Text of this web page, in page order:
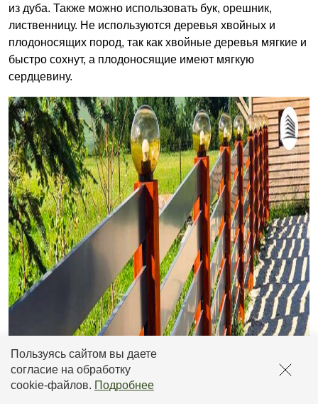
Пользуясь сайтом вы даете
согласие на обработку
cookie-файлов. Подробнее
из дуба. Также можно использовать бук, орешник,
лиственницу. Не используются деревья хвойных и
плодоносящих пород, так как хвойные деревья мягкие и
быстро сохнут, а плодоносящие имеют мягкую
сердцевину.